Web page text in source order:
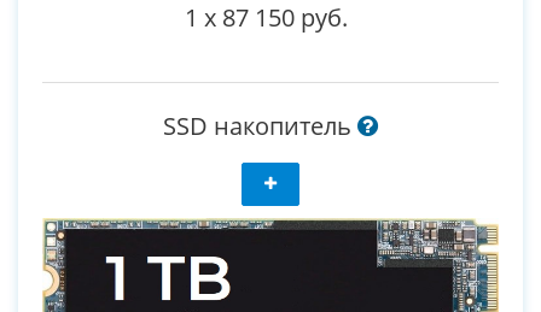
1 x 87 150 руб.
SSD накопитель